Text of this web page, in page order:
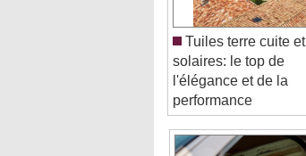
Tuiles terre cuite et
solaires: le top de
l'élégance et de la
performance